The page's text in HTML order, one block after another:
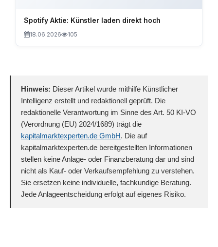
Spotify Aktie: Künstler laden direkt hoch
18.06.2026 105
Hinweis: Dieser Artikel wurde mithilfe Künstlicher
Intelligenz erstellt und redaktionell geprüft. Die
redaktionelle Verantwortung im Sinne des Art. 50 KI-VO
(Verordnung (EU) 2024/1689) trägt die
kapitalmarktexperten.de GmbH. Die auf
kapitalmarktexperten.de bereitgestellten Informationen
stellen keine Anlage- oder Finanzberatung dar und sind
nicht als Kauf- oder Verkaufsempfehlung zu verstehen.
Sie ersetzen keine individuelle, fachkundige Beratung.
Jede Anlageentscheidung erfolgt auf eigenes Risiko.